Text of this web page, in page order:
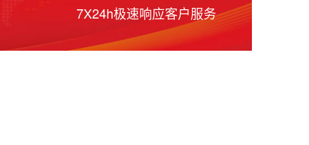
7X24h极速响应客户服务